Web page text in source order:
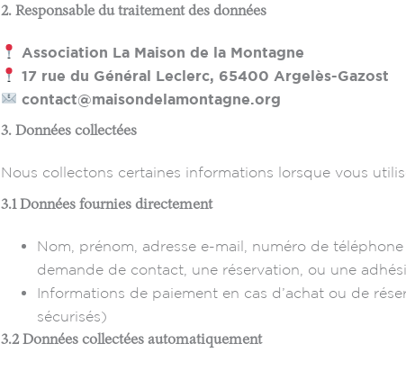
2. Responsable du traitement des données
Association La Maison de la Montagne
17 rue du Général Leclerc, 65400 Argelès-Gazost
contact@maisondelamontagne.org
3. Données collectées
Nous collectons certaines informations lorsque vous
3.1 Données fournies directement
Nom, prénom, adresse e-mail, numéro de
demande de contact, une réservation, ou une
Informations de paiement en cas d’achat ou de
sécurisés)
3.2 Données collectées automatiquement